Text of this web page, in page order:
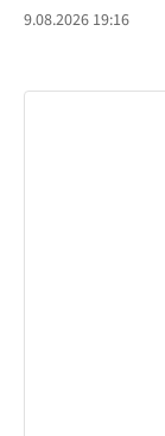
9.08.2026 19:16